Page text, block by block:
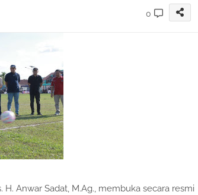
0
H. Anwar Sadat, M.Ag., membuka secara resmi